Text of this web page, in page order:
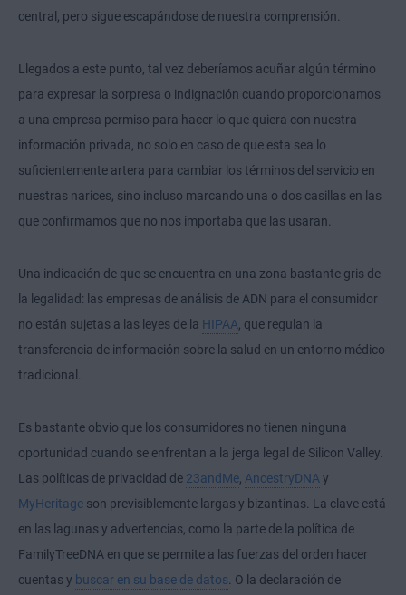
central, pero sigue escapándose de nuestra comprensión.
Llegados a este punto, tal vez deberíamos acuñar algún término
para expresar la sorpresa o indignación cuando proporcionamos
a una empresa permiso para hacer lo que quiera con nuestra
información privada, no solo en caso de que esta sea lo
suficientemente artera para cambiar los términos del servicio en
nuestras narices, sino incluso marcando una o dos casillas en las
que confirmamos que no nos importaba que las usaran.
Una indicación de que se encuentra en una zona bastante gris de
la legalidad: las empresas de análisis de ADN para el consumidor
no están sujetas a las leyes de la HIPAA, que regulan la
transferencia de información sobre la salud en un entorno médico
tradicional.
Es bastante obvio que los consumidores no tienen ninguna
oportunidad cuando se enfrentan a la jerga legal de Silicon Valley.
Las políticas de privacidad de 23andMe, AncestryDNAy
MyHeritage son previsiblemente largas y bizantinas. La clave está
en las lagunas y advertencias, como la parte de la política de
FamilyTreeDNA en que se permite a las fuerzas del orden hacer
cuentas y buscar en su base de datos. O la declaración de